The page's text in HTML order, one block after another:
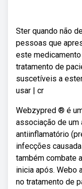
Ster quando não
pessoas que
este
tratamento de
suscetíveis a
usar | cr
Webzypred ® é
associação de um
antiinflamatório
infecções
também combate
inicia após. Webo
no tratamento de